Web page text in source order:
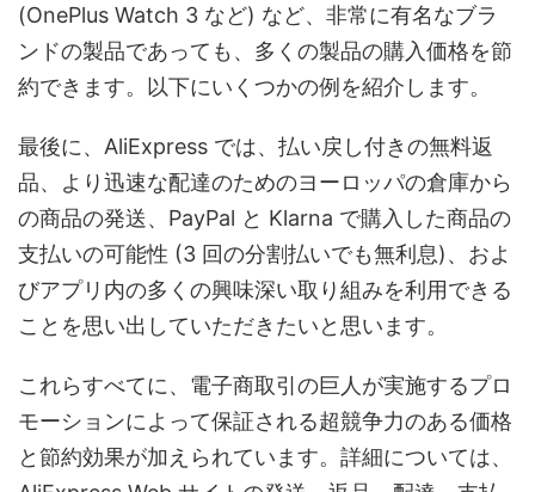
(OnePlus Watch 3 など) など、非常に有名なブラ
ンドの製品であっても、多くの製品の購入価格を節
約できます。以下にいくつかの例を紹介します。
最後に、AliExpress では、払い戻し付きの無料返
品、より迅速な配達のためのヨーロッパの倉庫から
の商品の発送、PayPal と Klarna で購入した商品の
支払いの可能性 (3 回の分割払いでも無利息)、およ
びアプリ内の多くの興味深い取り組みを利用できる
ことを思い出していただきたいと思います。
これらすべてに、電子商取引の巨人が実施するプロ
モーションによって保証される超競争力のある価格
と節約効果が加えられています。詳細については、